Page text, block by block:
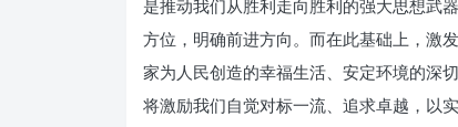
是推动我们从胜利走向胜利的强大思想武
方位，明确前进方向。而在此基础上，激
家为人民创造的幸福生活、安定环境的深
将激励我们自觉对标一流、追求卓越，以